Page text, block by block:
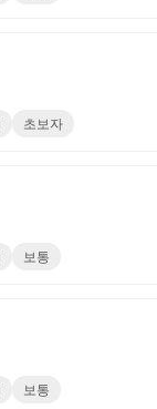
초보자
보통
보통